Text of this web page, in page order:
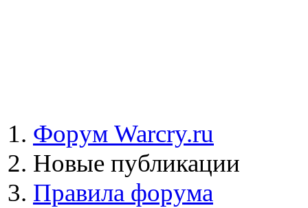
Форум Warcry.ru
Новые публикации
Правила форума